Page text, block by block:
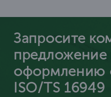
Запросите
предложение
оформлению
ISO/TS 16949